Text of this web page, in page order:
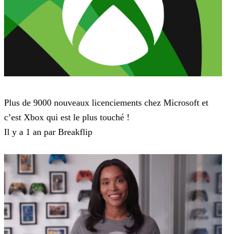
Plus de 9000 nouveaux licenciements chez Microsoft et
c’est Xbox qui est le plus touché !
Il y a 1 an par Breakflip